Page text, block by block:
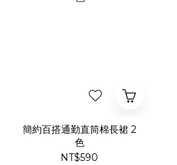
簡約百搭通勤直筒棉長裙 2
色
NT$590